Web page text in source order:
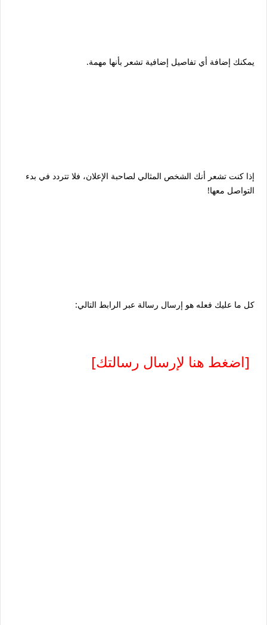
يمكنك إضافة أي تفاصيل إضافية تشعر بأنها مهمة.
إذا كنت تشعر أنك الشخص المثالي لصاحبة الإعلان، فلا تتردد في بدء
التواصل معها!
كل ما عليك فعله هو إرسال رسالة عبر الرابط التالي:
[اضغط هنا لإرسال رسالتك]